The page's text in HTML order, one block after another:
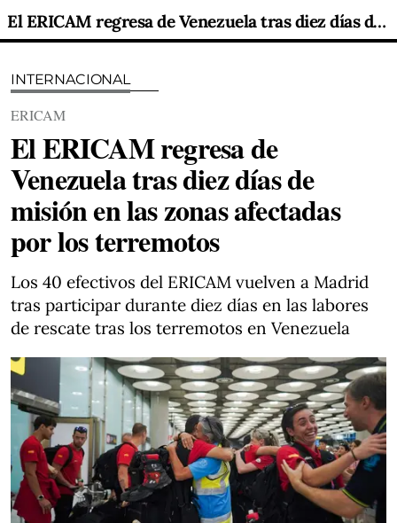
El ERICAM regresa de Venezuela tras diez días de misión en las zonas afectadas por los terremotos
INTERNACIONAL
ERICAM
El ERICAM regresa de
Venezuela tras diez días de
misión en las zonas afectadas
por los terremotos
Los 40 efectivos del ERICAM vuelven a Madrid
tras participar durante diez días en las labores
de rescate tras los terremotos en Venezuela